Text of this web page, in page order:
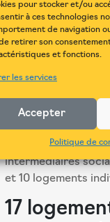
pour stocker et/ou
à ces technologies
de navigation
retirer son
et fonctions.
les services
Accepter
Politique de
services, écoles et
(voir photos ci-
23
:
Paludiers
Maîtrise d’oeuvre
intermédiaires (à
intermédiaires
et 10 logements
17